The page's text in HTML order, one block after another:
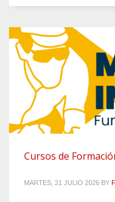
Cursos de
MARTES, 21 JULIO 2026 BY